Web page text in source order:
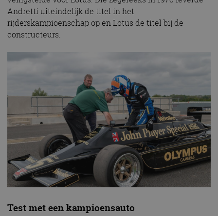
Andretti uiteindelijk de titel in het
rijderskampioenschap op en Lotus de titel bij de
constructeurs.
Test met een kampioensauto